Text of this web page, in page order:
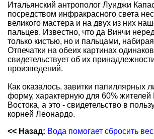
Итальянский антрополог Луиджи
посредством инфракрасного света
великого мастера и на двух из них
пальцев. Известно, что да Винчи
только кистью, но и пальцами, набирая
Отпечатки на обеих картинах
свидетельствует об их
произведений.
Как оказалось, завитки папиллярных
форму, характерную для 60% жителей
Востока, а это - свидетельство в
корней Леонардо.
<< Назад: Вода помогает сбросить вес